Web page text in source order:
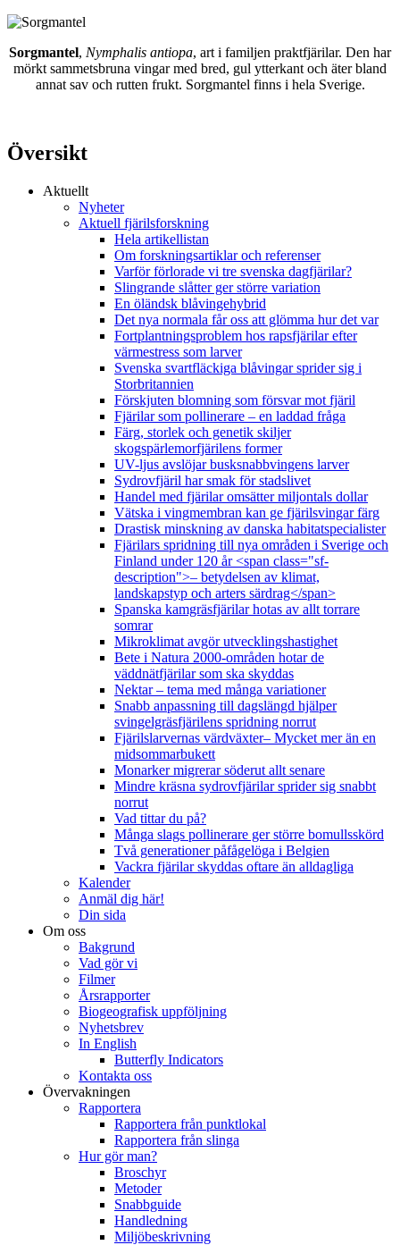
Sorgmantel, Nymphalis antiopa, art i familjen praktfjärilar. Den har
mörkt sammetsbruna vingar med bred, gul ytterkant och äter bland
annat sav och rutten frukt. Sorgmantel finns i hela Sverige.
Översikt
Aktuellt
Nyheter
Aktuell fjärilsforskning
Hela artikellistan
Om forskningsartiklar och referenser
Varför förlorade vi tre svenska dagfjärilar?
Slingrande slåtter ger större variation
En öländsk blåvingehybrid
Det nya normala får oss att glömma hur det var
Fortplantningsproblem hos rapsfjärilar efter
värmestress som larver
Svenska svartfläckiga blåvingar sprider sig i
Storbritannien
Förskjuten blomning som försvar mot fjäril
Fjärilar som pollinerare – en laddad fråga
Färg, storlek och genetik skiljer
skogspärlemorfjärilens former
UV-ljus avslöjar busksnabbvingens larver
Sydrovfjäril har smak för stadslivet
Handel med fjärilar omsätter miljontals dollar
Vätska i vingmembran kan ge fjärilsvingar färg
Drastisk minskning av danska habitatspecialister
Fjärilars spridning till nya områden i Sverige och
Finland under 120 år <span class="sf-
description">– betydelsen av klimat,
landskapstyp och arters särdrag</span>
Spanska kamgräsfjärilar hotas av allt torrare
somrar
Mikroklimat avgör utvecklingshastighet
Bete i Natura 2000-områden hotar de
väddnätfjärilar som ska skyddas
Nektar – tema med många variationer
Snabb anpassning till dagslängd hjälper
svingelgräsfjärilens spridning norrut
Fjärilslarvernas värdväxter– Mycket mer än en
midsommarbukett
Monarker migrerar söderut allt senare
Mindre kräsna sydrovfjärilar sprider sig snabbt
norrut
Vad tittar du på?
Många slags pollinerare ger större bomullsskörd
Två generationer påfågelöga i Belgien
Vackra fjärilar skyddas oftare än alldagliga
Kalender
Anmäl dig här!
Din sida
Om oss
Bakgrund
Vad gör vi
Filmer
Årsrapporter
Biogeografisk uppföljning
Nyhetsbrev
In English
Butterfly Indicators
Kontakta oss
Övervakningen
Rapportera
Rapportera från punktlokal
Rapportera från slinga
Hur gör man?
Broschyr
Metoder
Snabbguide
Handledning
Miljöbeskrivning